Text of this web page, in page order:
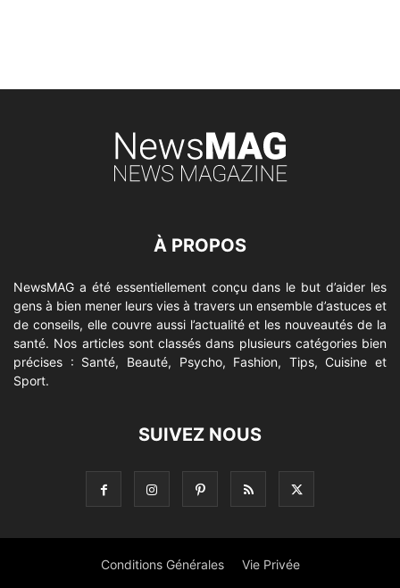
À PROPOS
NewsMAG a été essentiellement conçu dans le but d’aider les
gens à bien mener leurs vies à travers un ensemble d’astuces et
de conseils, elle couvre aussi l’actualité et les nouveautés de la
santé. Nos articles sont classés dans plusieurs catégories bien
précises : Santé, Beauté, Psycho, Fashion, Tips, Cuisine et
Sport.
SUIVEZ NOUS
Conditions Générales Vie Privée